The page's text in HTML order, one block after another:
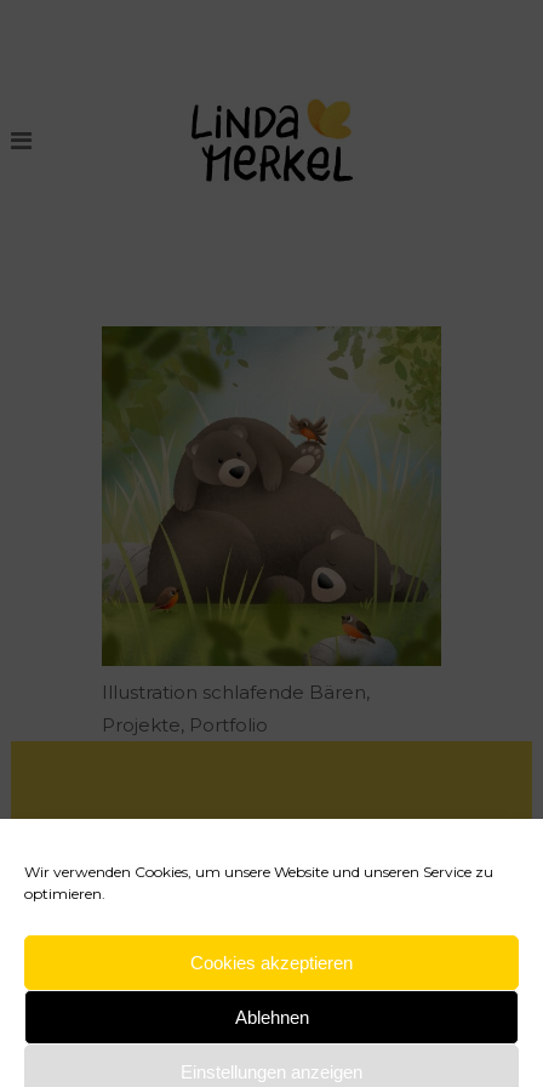
Wir verwenden Cookies, um unsere Website und unseren Service zu
optimieren.
Cookies akzeptieren
Ablehnen
Einstellungen anzeigen
Illustration schlafende Bären,
Projekte, Portfolio
Cookie-Richtlinie (EU)
Impressum
Datenschutzerklärung